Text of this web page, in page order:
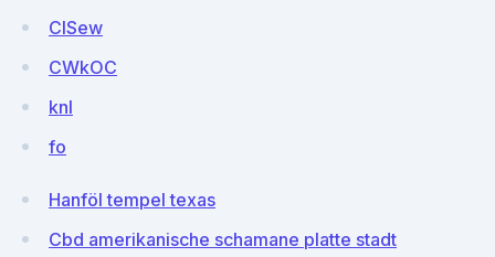
ClSew
CWkOC
knI
fo
Hanföl tempel texas
Cbd amerikanische schamane platte stadt